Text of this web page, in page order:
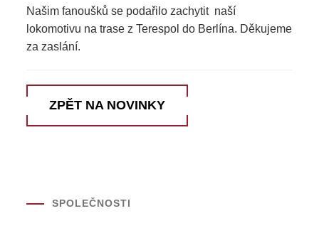
Našim fanoušků se podařilo zachytit naší
lokomotivu na trase z Terespol do Berlína. Děkujeme
za zaslání.
ZPĚT NA NOVINKY
SPOLEČNOSTI